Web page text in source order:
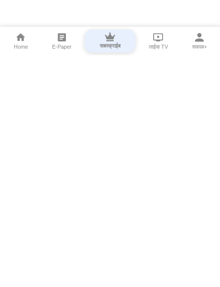
Home E-Paper सबस्क्राईब लाईव्ह TV सकाळ+